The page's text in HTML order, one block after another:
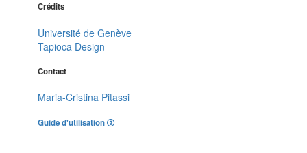
Crédits
Université de Genève
Tapioca Design
Contact
Maria-Cristina Pitassi
Guide d'utilisation